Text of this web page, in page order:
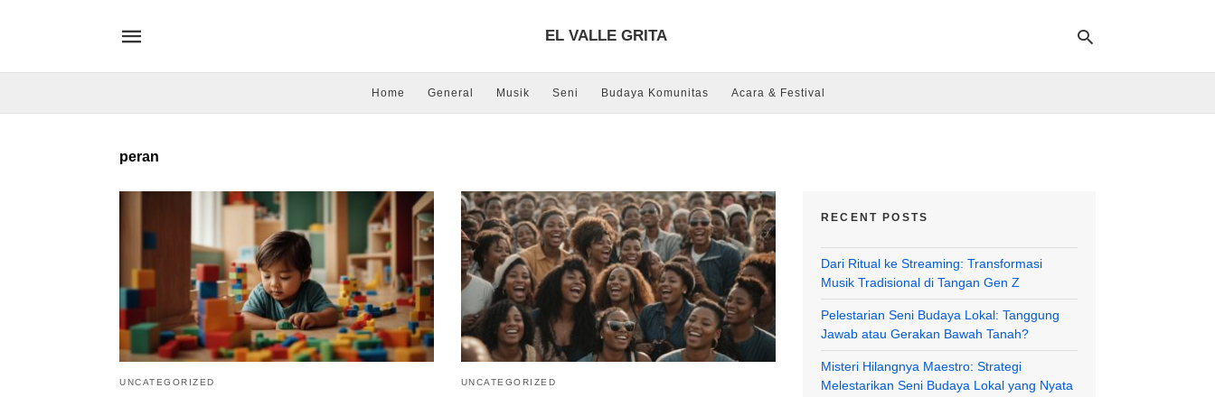
EL VALLE GRITA
Home General Musik Seni Budaya Komunitas Acara & Festival
peran
UNCATEGORIZED UNCATEGORIZED
RECENT POSTS
Dari Ritual ke Streaming: Transformasi
Musik Tradisional di Tangan Gen Z
Pelestarian Seni Budaya Lokal: Tanggung
Jawab atau Gerakan Bawah Tanah?
Misteri Hilangnya Maestro: Strategi
Melestarikan Seni Budaya Lokal yang Nyata